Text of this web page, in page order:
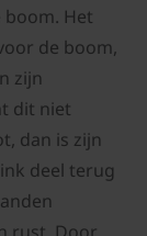
Het
de boom,
zijn
dit niet
dan is zijn
deel terug